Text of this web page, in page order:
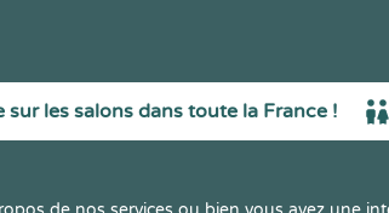
les salons dans toute la France !